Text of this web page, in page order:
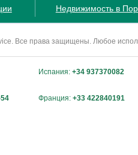
Недвижимость в
Все права защищены. Любое
Испания: +34 937370082
Франция: +33 422840191